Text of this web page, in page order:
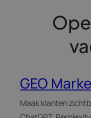
GEO
Maak klanten